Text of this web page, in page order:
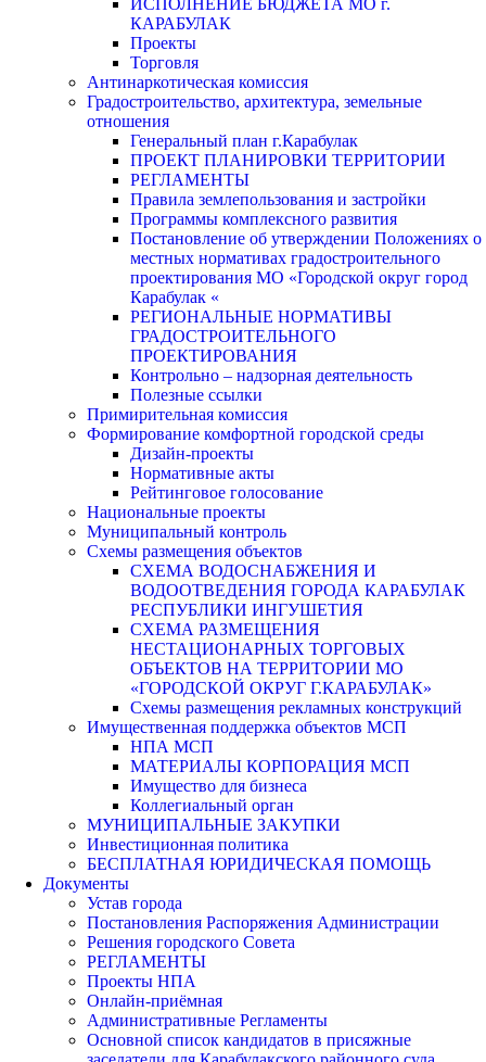
КАРАБУЛАК
Проекты
Торговля
Антинаркотическая комиссия
Градостроительство, архитектура, земельные
отношения
Генеральный план г.Карабулак
ПРОЕКТ ПЛАНИРОВКИ ТЕРРИТОРИИ
РЕГЛАМЕНТЫ
Правила землепользования и застройки
Программы комплексного развития
Постановление об утверждении Положениях о
местных нормативах градостроительного
проектирования МО «Городской округ город
Карабулак «
РЕГИОНАЛЬНЫЕ НОРМАТИВЫ
ГРАДОСТРОИТЕЛЬНОГО
ПРОЕКТИРОВАНИЯ
Контрольно – надзорная деятельность
Полезные ссылки
Примирительная комиссия
Формирование комфортной городской среды
Дизайн-проекты
Нормативные акты
Рейтинговое голосование
Национальные проекты
Муниципальный контроль
Схемы размещения объектов
СХЕМА ВОДОСНАБЖЕНИЯ И
ВОДООТВЕДЕНИЯ ГОРОДА КАРАБУЛАК
РЕСПУБЛИКИ ИНГУШЕТИЯ
СХЕМА РАЗМЕЩЕНИЯ
НЕСТАЦИОНАРНЫХ ТОРГОВЫХ
ОБЪЕКТОВ НА ТЕРРИТОРИИ МО
«ГОРОДСКОЙ ОКРУГ Г.КАРАБУЛАК»
Схемы размещения рекламных конструкций
Имущественная поддержка объектов МСП
НПА МСП
МАТЕРИАЛЫ КОРПОРАЦИЯ МСП
Имущество для бизнеса
Коллегиальный орган
МУНИЦИПАЛЬНЫЕ ЗАКУПКИ
Инвестиционная политика
БЕСПЛАТНАЯ ЮРИДИЧЕСКАЯ ПОМОЩЬ
Документы
Устав города
Постановления Распоряжения Администрации
Решения городского Совета
РЕГЛАМЕНТЫ
Проекты НПА
Онлайн-приёмная
Административные Регламенты
Основной список кандидатов в присяжные